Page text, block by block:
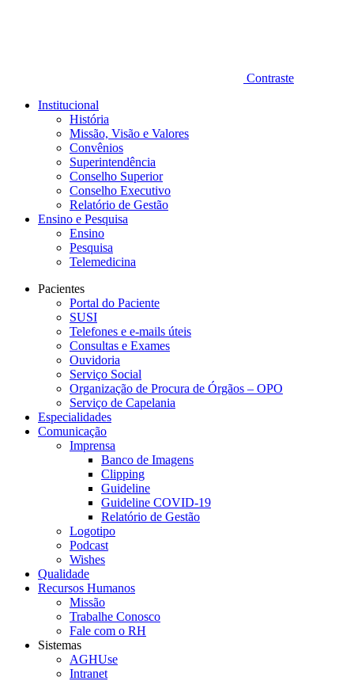
Contraste
Institucional
História
Missão, Visão e Valores
Convênios
Superintendência
Conselho Superior
Conselho Executivo
Relatório de Gestão
Ensino e Pesquisa
Ensino
Pesquisa
Telemedicina
Pacientes
Portal do Paciente
SUSI
Telefones e e-mails úteis
Consultas e Exames
Ouvidoria
Serviço Social
Organização de Procura de Órgãos – OPO
Serviço de Capelania
Especialidades
Comunicação
Imprensa
Banco de Imagens
Clipping
Guideline
Guideline COVID-19
Relatório de Gestão
Logotipo
Podcast
Wishes
Qualidade
Recursos Humanos
Missão
Trabalhe Conosco
Fale com o RH
Sistemas
AGHUse
Intranet